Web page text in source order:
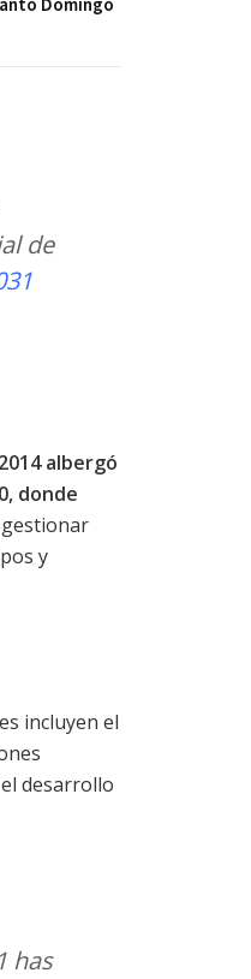
de
albergó
donde
gestionar
y
incluyen el
desarrollo
has